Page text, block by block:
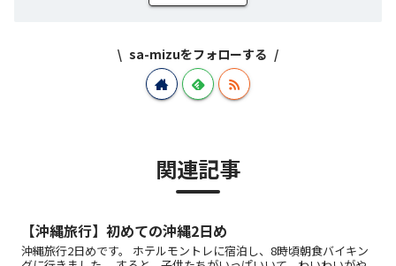
sa-mizuをフォローする
関連記事
【沖縄旅行】初めての沖縄2日め
沖縄旅行2日めです。 ホテルモントレに宿泊し、8時頃朝食バイキン